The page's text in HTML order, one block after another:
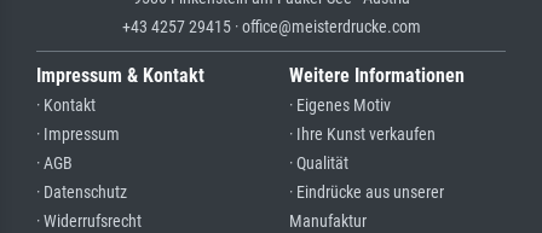
+43 4257 29415 · office@meisterdrucke.com
Impressum & Kontakt
· Kontakt
· Impressum
· AGB
· Datenschutz
· Widerrufsrecht
Weitere Informationen
· Eigenes Motiv
· Ihre Kunst verkaufen
· Qualität
· Eindrücke aus unserer
Manufaktur